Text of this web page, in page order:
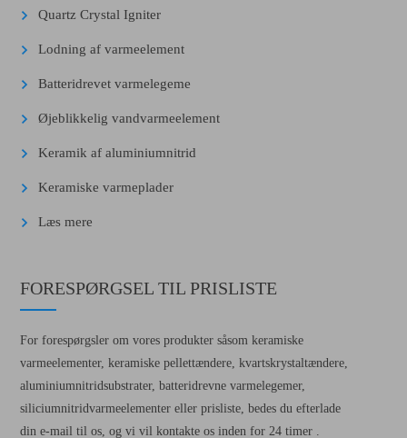
Quartz Crystal Igniter
Lodning af varmeelement
Batteridrevet varmelegeme
Øjeblikkelig vandvarmeelement
Keramik af aluminiumnitrid
Keramiske varmeplader
Læs mere
FORESPØRGSEL TIL PRISLISTE
For forespørgsler om vores produkter såsom keramiske
varmeelementer, keramiske pellettændere, kvartskrystaltændere,
aluminiumnitridsubstrater, batteridrevne varmelegemer,
siliciumnitridvarmeelementer eller prisliste, bedes du efterlade
din e-mail til os, og vi vil kontakte os inden for 24 timer .